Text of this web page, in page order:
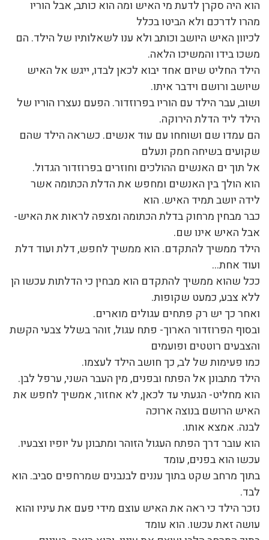
הוא היה סקרן לדעת מי האיש ומה הוא כותב, אבל הוריו
מהרו לדרכם ולא הביטו בכלל
לכיוון האיש היושב וכותב ולא ענו לשאלותיו של הילד. הם
משכו בידו והמשיכו הלאה.
הילד החליט שיום אחד יבוא לכאן לבדו, ייגש אל האיש
שיושב ורושם וידבר איתו.
ושוב, עבר הילד עם הוריו בפרוזדור. הפעם נעצרו הוריו של
הילד ליד הדלת הירוקה.
הם עמדו שם ושוחחו עם עוד אנשים. כשראה הילד שהם
שקועים בשיחה חמק ונעלם
אל תוך ים האנשים ההולכים וחוזרים בפרוזדור הגדול.
הוא הולך בין האנשים ומחפש את הדלת הכתומה אשר
לידה יושב תמיד האיש. הוא
כבר מבחין מרחוק בדלת הכתומה ומצפה לראות את האיש-
אבל האיש אינו שם.
הילד ממשיך להתקדם. הוא ממשיך לחפש, דלת ועוד דלת
ועוד אחת…
ככל שהוא ממשיך להתקדם הוא מבחין כי הדלתות עכשו הן
ללא צבע, כמעט שקופות.
ואחר כך יש רק פתחים עגולים מוארים.
ובסוף הפרוזדור הארוך- פתח עגול, זוהר בשלל צבעי הקשת
והצבעים רוטטים ופועמים
כמו פעימות של לב, כך חושב הילד לעצמו.
הילד מתבונן אל הפתח ובפנים, מין העבר השני, ערפל לבן.
הוא מחליט- הגעתי עד לכאן, לא אחזור, אמשיך לחפש את
האיש הרושם בנוצה ארוכה
לבנה. אמצא אותו.
הוא עובר דרך הפתח העגול הזוהר ומתבונן על יופיו וצבעיו.
עכשו הוא בפנים, עומד
בתוך מרחב שקט בתוך עננים לבנבנים שמרחפים סביב. הוא
לבד.
נזכר הילד כי ראה את האיש עוצם מידי פעם את עיניו והוא
עושה זאת עכשו. הוא עומד